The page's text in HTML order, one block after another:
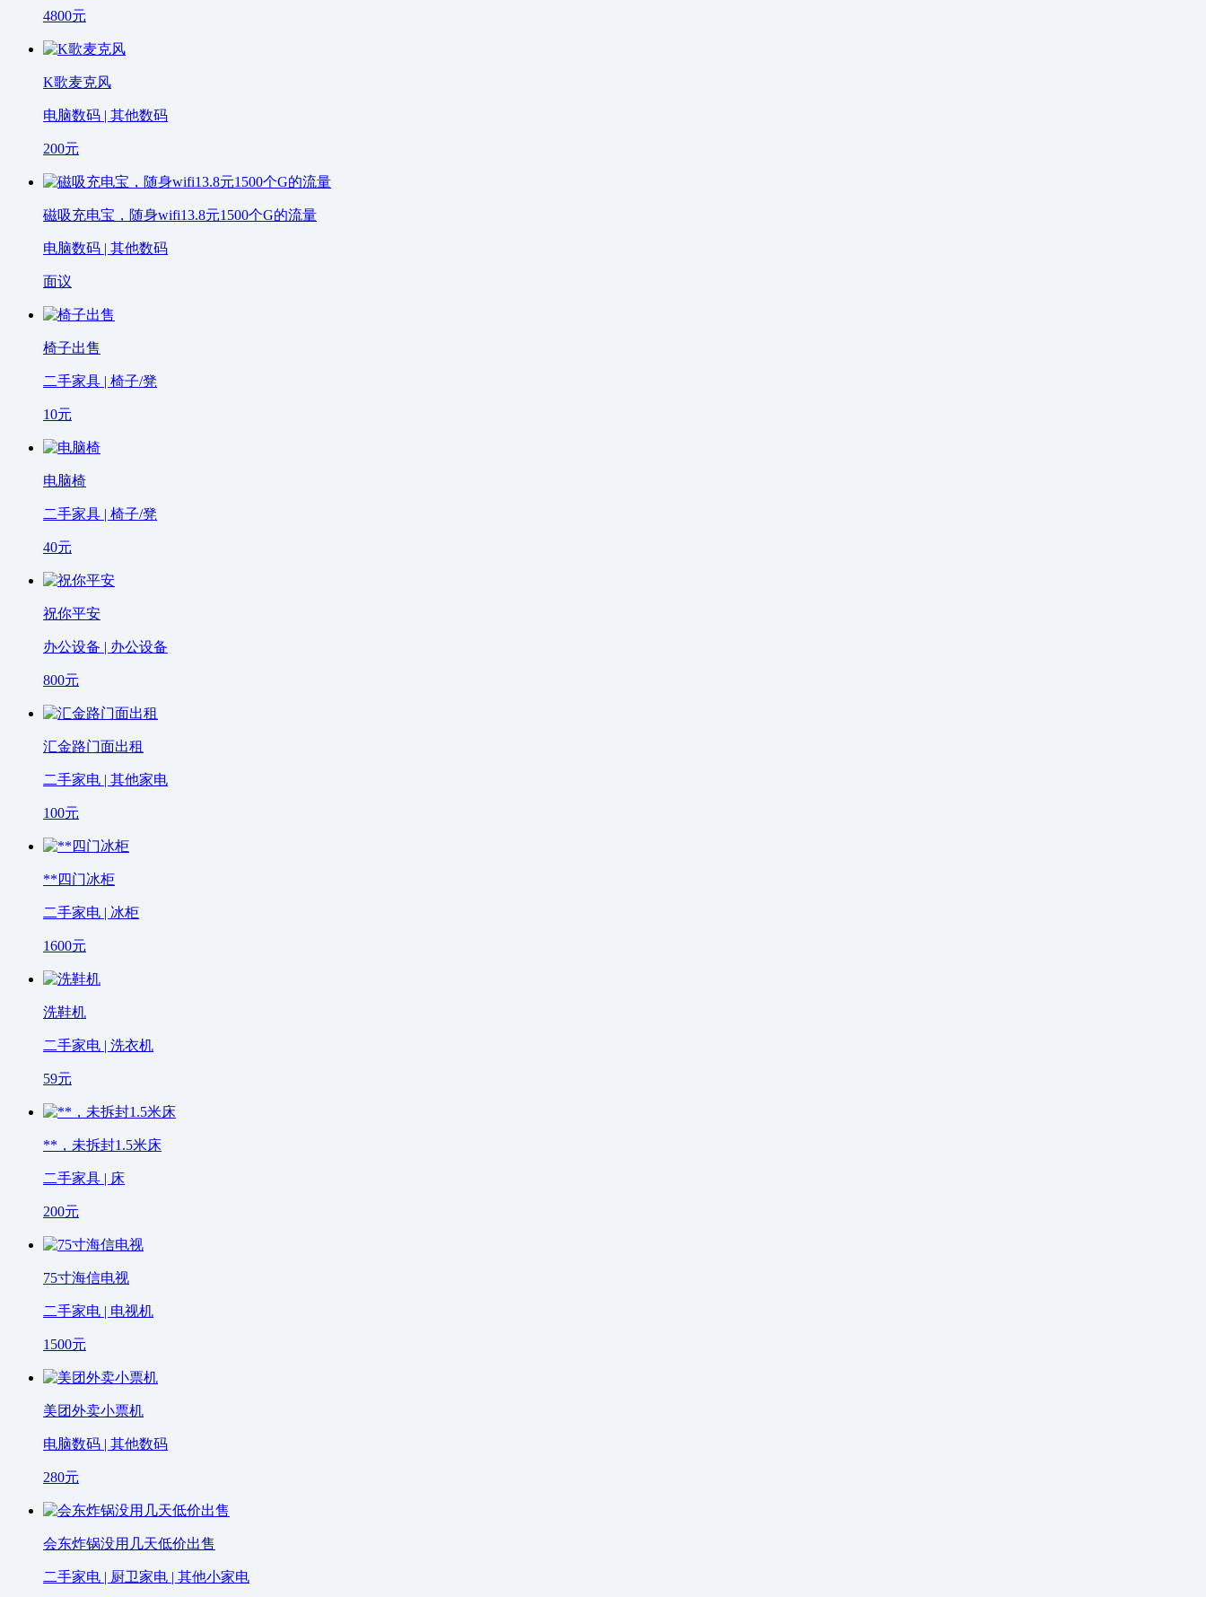
4800元
K歌麦克风
电脑数码 | 其他数码
200元
磁吸充电宝，随身wifi13.8元1500个G的流量
电脑数码 | 其他数码
面议
椅子出售
二手家具 | 椅子/凳
10元
电脑椅
二手家具 | 椅子/凳
40元
祝你平安
办公设备 | 办公设备
800元
汇金路门面出租
二手家电 | 其他家电
100元
**四门冰柜
二手家电 | 冰柜
1600元
洗鞋机
二手家电 | 洗衣机
59元
**，未拆封1.5米床
二手家具 | 床
200元
75寸海信电视
二手家电 | 电视机
1500元
美团外卖小票机
电脑数码 | 其他数码
280元
会东炸锅没用几天低价出售
二手家电 | 厨卫家电 | 其他小家电